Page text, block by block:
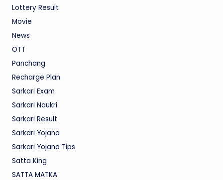
Lottery Result
Movie
News
OTT
Panchang
Recharge Plan
Sarkari Exam
Sarkari Naukri
Sarkari Result
Sarkari Yojana
Sarkari Yojana Tips
Satta King
SATTA MATKA